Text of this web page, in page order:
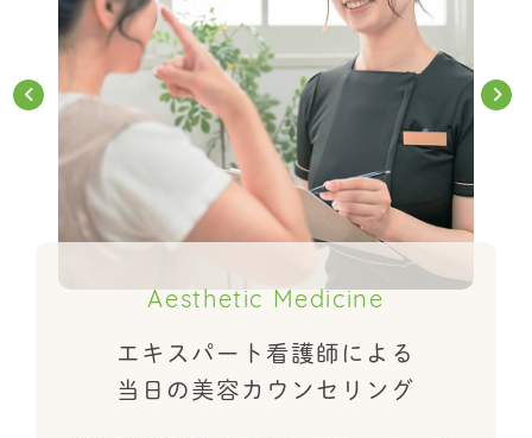
Aesthetic Medicine
エキスパート看護師による
当日の美容カウンセリング